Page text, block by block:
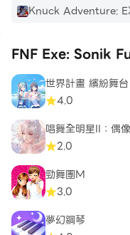
Knuck Adventure:
FNF Exe: Sonik
世界計畫 繽紛舞
4.0
唱舞全明星II：偶
2.0
勁舞團M
3.0
夢幻鋼琴